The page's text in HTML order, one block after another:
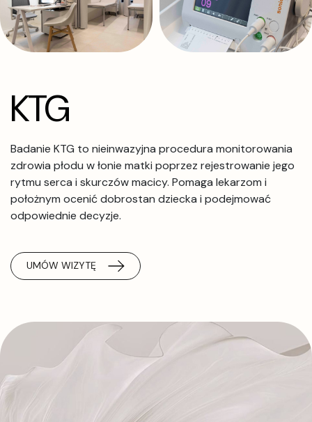
KTG
Badanie KTG to nieinwazyjna procedura monitorowania
zdrowia płodu w łonie matki poprzez rejestrowanie jego
rytmu serca i skurczów macicy. Pomaga lekarzom i
położnym ocenić dobrostan dziecka i podejmować
odpowiednie decyzje.
UMÓW WIZYTĘ